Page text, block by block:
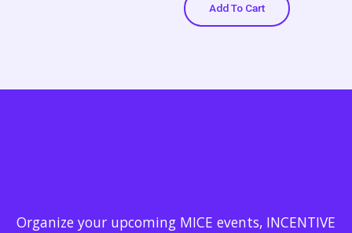
Add To Cart
Organize your upcoming MICE events, INCENTIVE